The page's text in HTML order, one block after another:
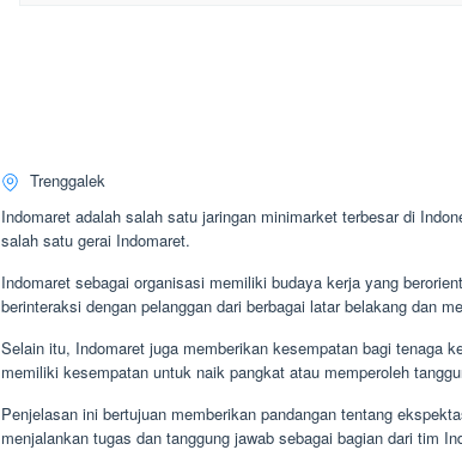
Trenggalek
Indomaret adalah salah satu jaringan minimarket terbesar di
salah satu gerai Indomaret.
Indomaret sebagai organisasi memiliki budaya kerja yang
berinteraksi dengan pelanggan dari berbagai latar belakang dan
Selain itu, Indomaret juga memberikan kesempatan bagi tenaga
memiliki kesempatan untuk naik pangkat atau memperoleh
Penjelasan ini bertujuan memberikan pandangan tentang
menjalankan tugas dan tanggung jawab sebagai bagian dari tim